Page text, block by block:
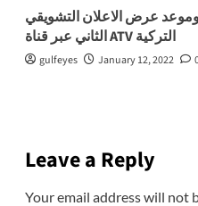
مسلسل قيامة عثمان 78 وموعد عرض الاعلان التشويقي
الثاني عبر قناة ATV التركية
gulfeyes January 12, 2022
Leave a Reply
Your email address will not